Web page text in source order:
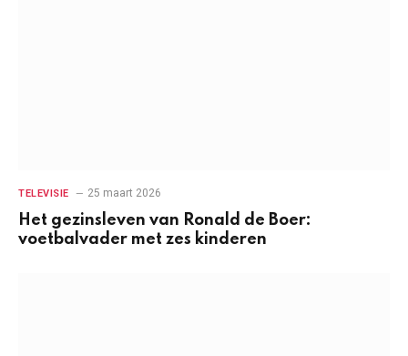
TELEVISIE 25 maart 2026
Het gezinsleven van Ronald de Boer:
voetbalvader met zes kinderen